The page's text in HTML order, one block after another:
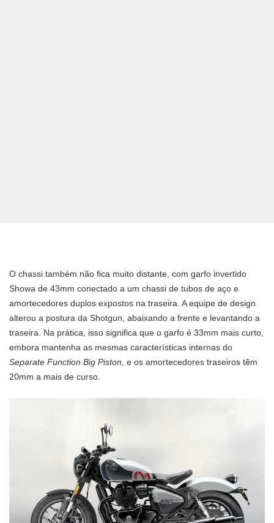
O chassi também não fica muito distante, com garfo invertido
Showa de 43mm conectado a um chassi de tubos de aço e
amortecedores duplos expostos na traseira. A equipe de design
alterou a postura da Shotgun, abaixando a frente e levantando a
traseira. Na prática, isso significa que o garfo é 33mm mais curto,
embora mantenha as mesmas características internas do
Separate Function Big Piston , e os amortecedores traseiros têm
20mm a mais de curso.